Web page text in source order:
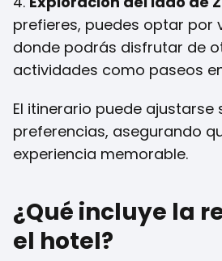
prefieres, puedes optar por
donde podrás disfrutar de
actividades como paseos
El itinerario puede ajustarse
preferencias, asegurando
experiencia memorable.
¿Qué incluye la
el hotel?